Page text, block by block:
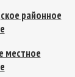
районное
местное